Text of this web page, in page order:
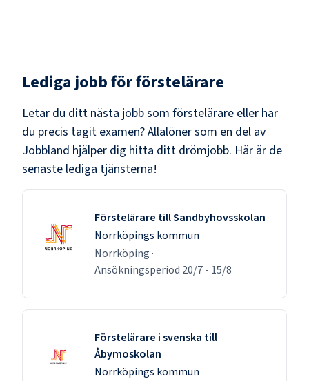
Lediga jobb förförstelärare
Letar du ditt nästa jobb som förstelärare eller har
du precis tagit examen? Allalöner som en del av
Jobbland hjälper dig hitta ditt drömjobb. Här är de
senaste lediga tjänsterna!
Förstelärare till Sandbyhovsskolan
Norrköpings kommun
Norrköping ·
Ansökningsperiod 20/7- 15/8
Förstelärare i svenska till
Åbymoskolan
Norrköpings kommun